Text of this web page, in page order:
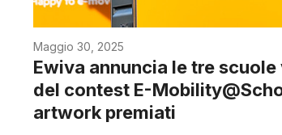
Maggio 30, 2025
Ewiva annuncia le tre
del contest E-
artwork premiati